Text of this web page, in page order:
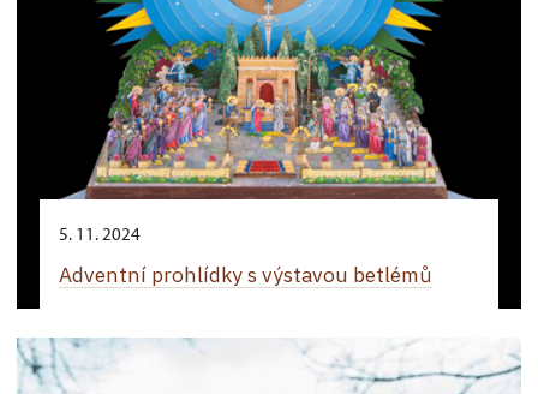
5. 11. 2024
Adventní prohlídky s výstavou betlémů